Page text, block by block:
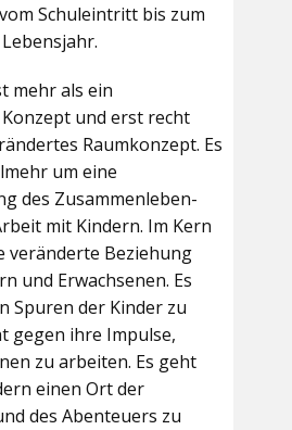
Schuleintritt bis zum
mehr als ein
und erst recht
Raumkonzept. Es
um eine
des Zusammenleben-
mit Kindern. Im Kern
veränderte Beziehung
und Erwachsenen. Es
Spuren der Kinder zu
gegen ihre Impulse,
zu arbeiten. Es geht
einen Ort der
des Abenteuers zu